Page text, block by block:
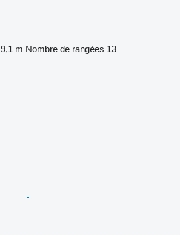
9,1 m Nombre de rangées 13